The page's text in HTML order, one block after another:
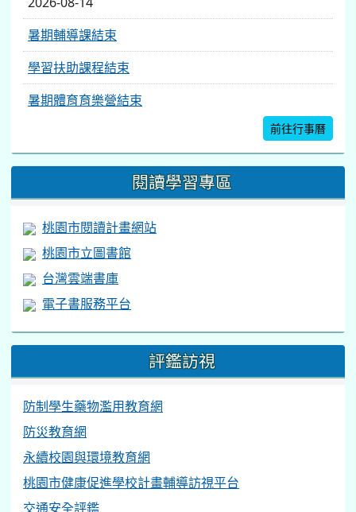
暑期輔導課結束
學習扶助課程結束
暑期體育育樂營結束
前往行事曆
閱讀學習專區
桃園市閱讀計畫網站
桃園市立圖書館
台灣雲端書庫
電子書服務平台
評鑑訪視
防制學生藥物濫用教育網
防災教育網
永續校園與環境教育網
桃園市健康促進學校計畫輔導訪視平台
交通安全評鑑